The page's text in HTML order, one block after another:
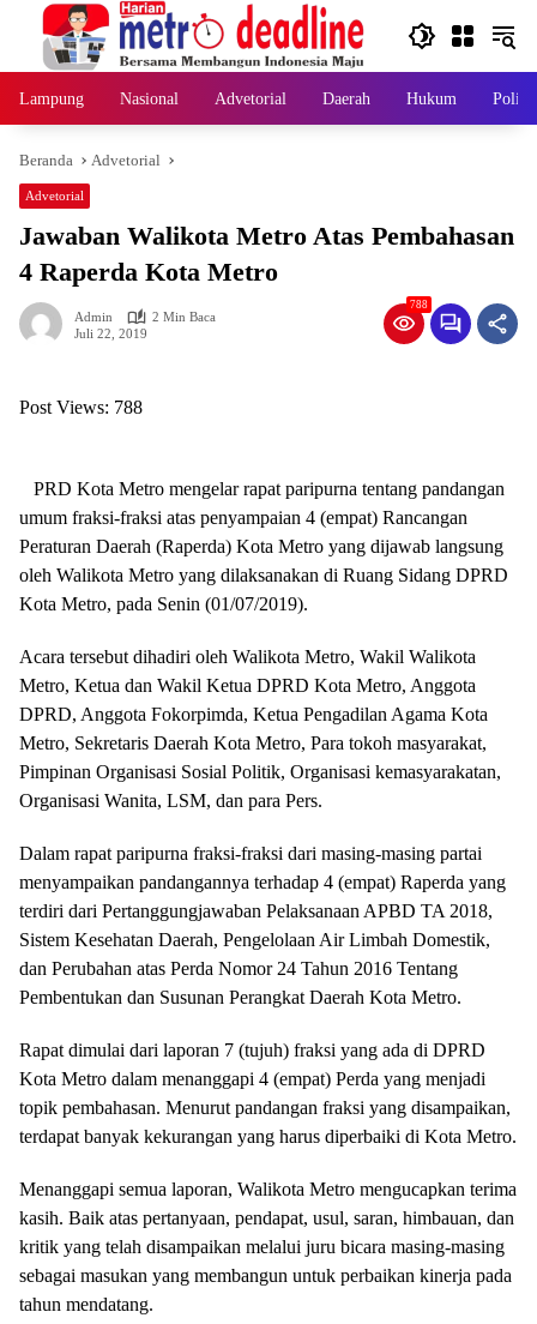
Langsung
konten
Lampung Nasional Advetorial Daerah Hukum Politik
Beranda Advetorial
Advetorial
Jawaban Walikota Metro Atas Pembahasan
4 Raperda Kota Metro
Admin
2 Min Baca
Juli 22, 2019
788
Post Views: 788
PRD Kota Metro mengelar rapat paripurna tentang pandangan
umum fraksi-fraksi atas penyampaian 4 (empat) Rancangan
Peraturan Daerah (Raperda) Kota Metro yang dijawab langsung
oleh Walikota Metro yang dilaksanakan di Ruang Sidang DPRD
Kota Metro, pada Senin (01/07/2019).
Acara tersebut dihadiri oleh Walikota Metro, Wakil Walikota
Metro, Ketua dan Wakil Ketua DPRD Kota Metro, Anggota
DPRD, Anggota Fokorpimda, Ketua Pengadilan Agama Kota
Metro, Sekretaris Daerah Kota Metro, Para tokoh masyarakat,
Pimpinan Organisasi Sosial Politik, Organisasi kemasyarakatan,
Organisasi Wanita, LSM, dan para Pers.
Dalam rapat paripurna fraksi-fraksi dari masing-masing partai
menyampaikan pandangannya terhadap 4 (empat) Raperda yang
terdiri dari Pertanggungjawaban Pelaksanaan APBD TA 2018,
Sistem Kesehatan Daerah, Pengelolaan Air Limbah Domestik,
dan Perubahan atas Perda Nomor 24 Tahun 2016 Tentang
Pembentukan dan Susunan Perangkat Daerah Kota Metro.
Rapat dimulai dari laporan 7 (tujuh) fraksi yang ada di DPRD
Kota Metro dalam menanggapi 4 (empat) Perda yang menjadi
topik pembahasan. Menurut pandangan fraksi yang disampaikan,
terdapat banyak kekurangan yang harus diperbaiki di Kota Metro.
Menanggapi semua laporan, Walikota Metro mengucapkan terima
kasih. Baik atas pertanyaan, pendapat, usul, saran, himbauan, dan
kritik yang telah disampaikan melalui juru bicara masing-masing
sebagai masukan yang membangun untuk perbaikan kinerja pada
tahun mendatang.